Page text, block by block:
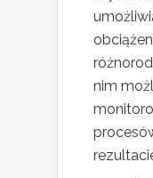
nim